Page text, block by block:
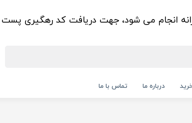
انجام می شود، جهت دریافت کد رهگیری پست
درباره ما تماس با ما